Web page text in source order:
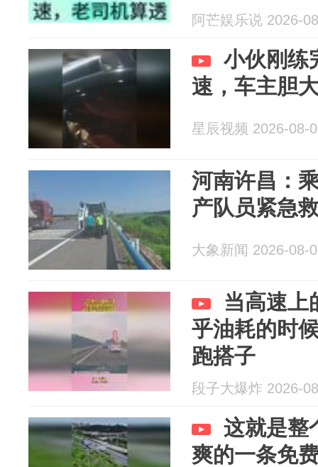
阿芒娱乐说 2026-
小伙刚练
速，车主胆
星辰视频 2026-08-
河南许昌：
产队员紧急
大象新闻 2026-08-
当高速上
乎油耗的时
跑搭子
段子大爆炸 2026-
这就是整
爽的一条免